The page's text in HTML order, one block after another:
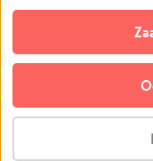
Pogrzeb
Społeczność
Kultura
©
technologii do celów
zgodę na ich stosowanie
możliwość zmiany swoich
do której link znajdziesz w
cookie wykorzystywane są
działanie serwisu
użytkownicy korzystają